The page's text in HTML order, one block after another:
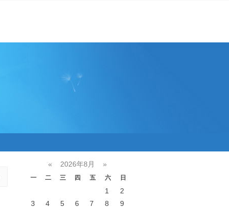
« 2026年8月 »
一 二 三 四 五 六 日
1
2
3
4 5 6 7 8
9